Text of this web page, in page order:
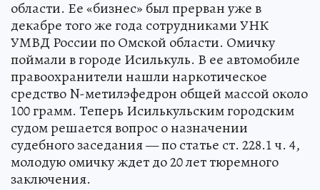
области. Ее «бизнес» был прерван уже в
декабре того же года сотрудниками УНК
УМВД России по Омской области. Омичку
поймали в городе Исилькуль. В ее автомобиле
правоохранители нашли наркотическое
средство N-метилэфедрон общей массой около
100 грамм. Теперь Исилькульским городским
судом решается вопрос о назначении
судебного заседания — по статье ст. 228.1 ч. 4,
молодую омичку ждет до 20 лет тюремного
заключения.